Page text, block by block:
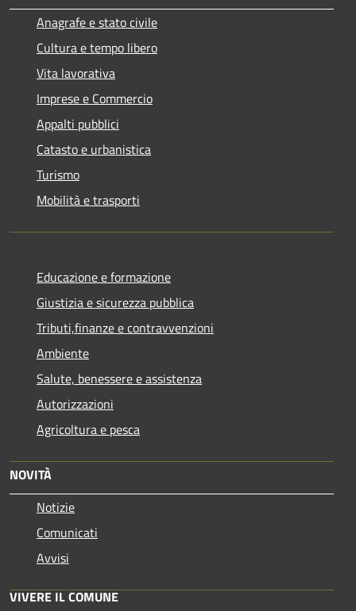
Anagrafe e stato civile
Cultura e tempo libero
Vita lavorativa
Imprese e Commercio
Appalti pubblici
Catasto e urbanistica
Turismo
Mobilità e trasporti
Educazione e formazione
Giustizia e sicurezza pubblica
Tributi,finanze e contravvenzioni
Ambiente
Salute, benessere e assistenza
Autorizzazioni
Agricoltura e pesca
NOVITÀ
Notizie
Comunicati
Avvisi
VIVERE IL COMUNE